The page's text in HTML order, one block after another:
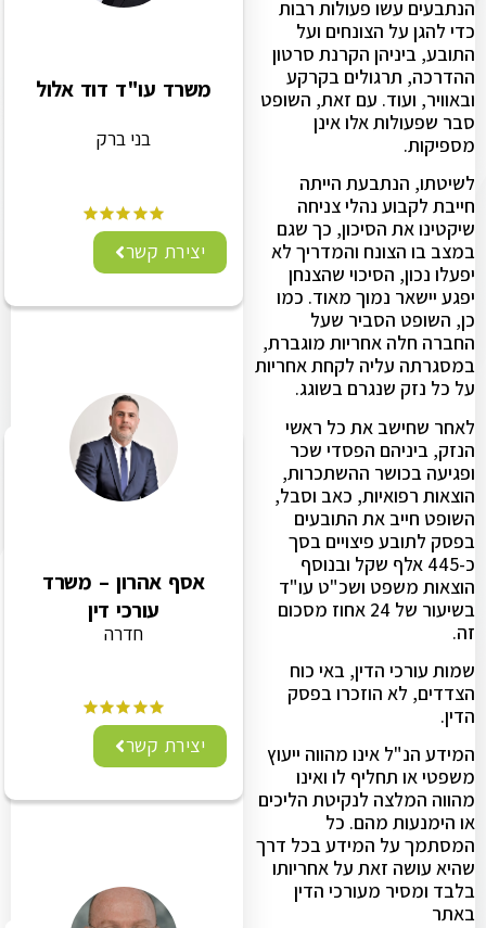
הנתבעים עשו פעולות רבות
כדי להגן על הצונחים ועל
התובע, ביניהן הקרנת סרטון
ההדרכה, תרגולים בקרקע
ובאוויר, ועוד. עם זאת, השופט
סבר שפעולות אלו אינן
מספיקות.
לשיטתו, הנתבעת הייתה
חייבת לקבוע נהלי צניחה
שיקטינו את הסיכון, כך שגם
במצב בו הצונח והמדריך לא
יפעלו נכון, הסיכוי שהצנחן
יפגע יישאר נמוך מאוד. כמו
כן, השופט הסביר שעל
החברה חלה אחריות מוגברת,
במסגרתה עליה לקחת אחריות
על כל נזק שנגרם בשוגג.
לאחר שחישב את כל ראשי
הנזק, ביניהם הפסדי שכר
ופגיעה בכושר ההשתכרות,
הוצאות רפואיות, כאב וסבל,
השופט חייב את התובעים
בפסק לתובע פיצויים בסך
כ-445 אלף שקל ובנוסף
הוצאות משפט ושכ"ט עו"ד
בשיעור של 24 אחוז מסכום
זה.
שמות עורכי הדין, באי כוח
הצדדים, לא הוזכרו בפסק
הדין.
המידע הנ"ל אינו מהווה ייעוץ
משפטי או תחליף לו ואינו
מהווה המלצה לנקיטת הליכים
או הימנעות מהם. כל
המסתמך על המידע בכל דרך
שהיא עושה זאת על אחריותו
בלבד ומסיר מעורכי הדין
באתר
משרד עו"ד דוד אלול
בני ברק
יצירת קשר
אסף אהרון – משרד
עורכי דין
חדרה
יצירת קשר